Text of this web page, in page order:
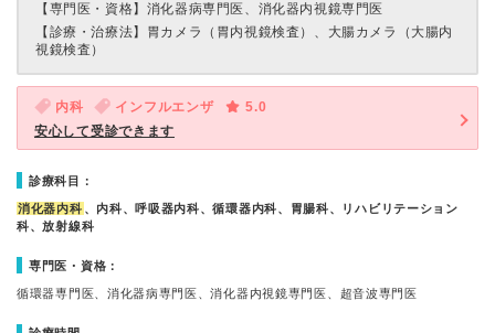
【専門医・資格】 消化器病専門医、消化器内視鏡専門医
【診療・治療法】 胃カメラ（胃内視鏡検査）、大腸カメラ（大腸内
視鏡検査）
内科 インフルエンザ
5.0
安心して受診できます
診療科目：
消化器内科 、内科、呼吸器内科、循環器内科、胃腸科、リハビリテーション
科、放射線科
専門医・資格：
循環器専門医、消化器病専門医、消化器内視鏡専門医、超音波専門医